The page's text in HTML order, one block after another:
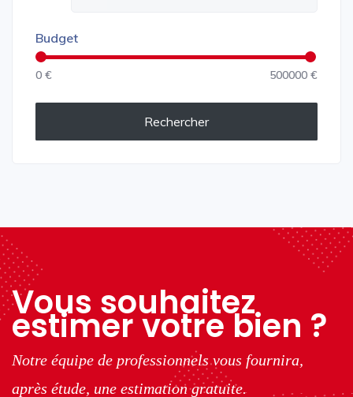
Budget
0 € 500000 €
Rechercher
Vous souhaitez
estimer votre bien ?
Notre équipe de professionnels vous fournira,
après étude, une estimation gratuite.